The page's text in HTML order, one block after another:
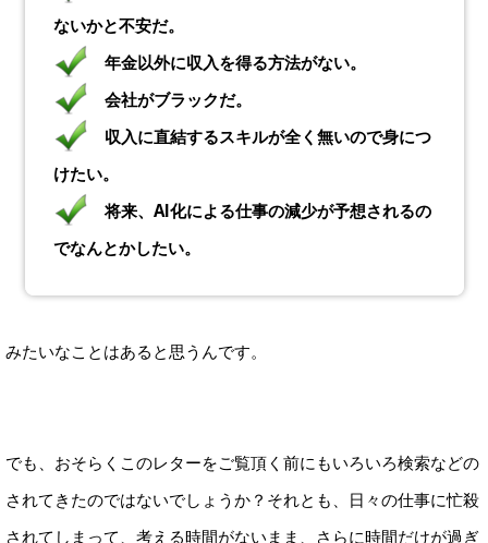
ないかと不安だ。
年金以外に収入を得る方法がない。
会社がブラックだ。
収入に直結するスキルが全く無いので身につ
けたい。
将来、AI化による仕事の減少が予想されるの
でなんとかしたい。
みたいなことはあると思うんです。
でも、おそらくこのレターをご覧頂く前にもいろいろ検索などの
されてきたのではないでしょうか？それとも、日々の仕事に忙殺
されてしまって、考える時間がないまま、さらに時間だけが過ぎ